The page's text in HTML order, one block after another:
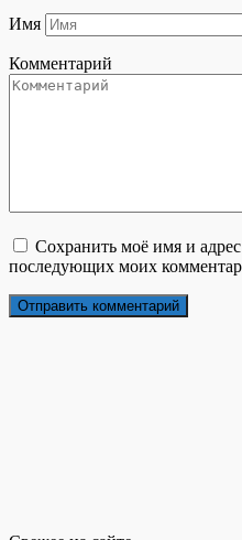
Имя
Комментарий
Сохранить моё имя и адрес
последующих моих